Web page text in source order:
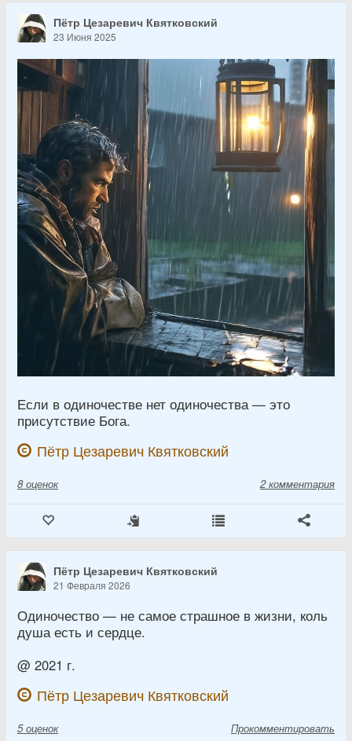
Пётр Цезаревич Квятковский
23 Июня 2025
Если в одиночестве нет одиночества — это
присутствие Бога.
Пётр Цезаревич Квятковский
8 оценок 2 комментария
Пётр Цезаревич Квятковский
21 Февраля 2026
Одиночество — не самое страшное в жизни, коль
душа есть и сердце.
@ 2021 г.
Пётр Цезаревич Квятковский
5 оценок Прокомментировать